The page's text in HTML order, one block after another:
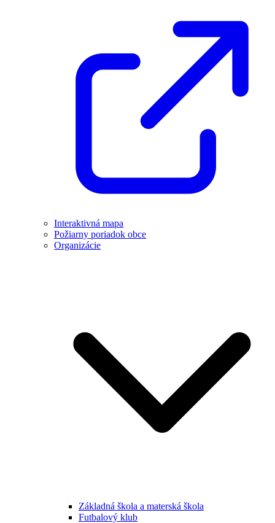
Interaktivná mapa
Požiarny poriadok obce
Organizácie
Základná škola a materská škola
Futbalový klub